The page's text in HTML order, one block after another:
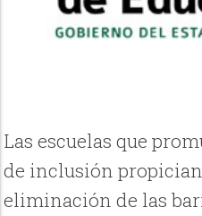
Las escuelas que
de inclusión
eliminación de las